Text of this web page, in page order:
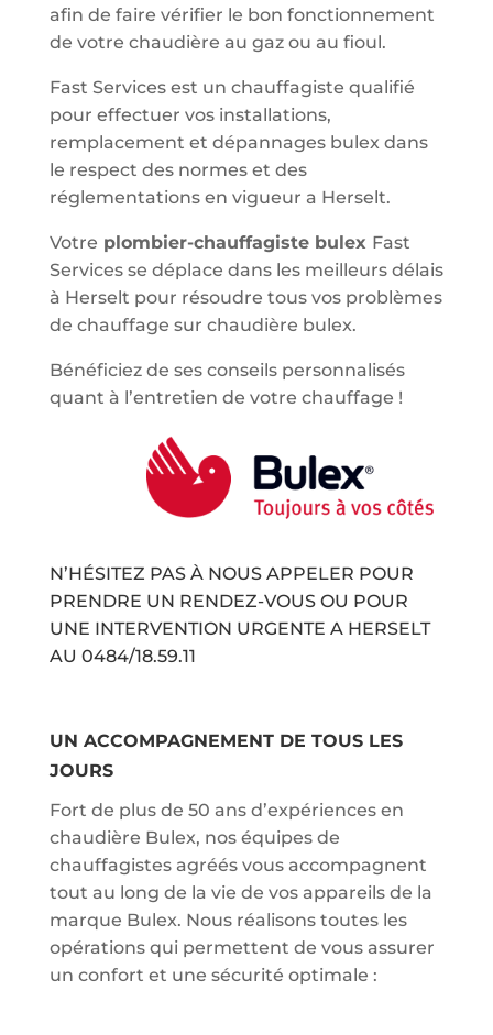
afin de faire vérifier le bon fonctionnement
de votre chaudière au gaz ou au fioul.
Fast Services est un chauffagiste qualifié
pour effectuer vos installations,
remplacement et dépannages bulex dans
le respect des normes et des
réglementations en vigueur a Herselt.
Votre plombier-chauffagiste bulex Fast
Services se déplace dans les meilleurs délais
à Herselt pour résoudre tous vos problèmes
de chauffage sur chaudière bulex.
Bénéficiez de ses conseils personnalisés
quant à l’entretien de votre chauffage !
N’HÉSITEZ PAS À NOUS APPELER POUR
PRENDRE UN RENDEZ-VOUS OU POUR
UNE INTERVENTION URGENTE A HERSELT
AU 0484/18.59.11
UN ACCOMPAGNEMENT DE TOUS LES
JOURS
Fort de plus de 50 ans d’expériences en
chaudière Bulex, nos équipes de
chauffagistes agréés vous accompagnent
tout au long de la vie de vos appareils de la
marque Bulex. Nous réalisons toutes les
opérations qui permettent de vous assurer
un confort et une sécurité optimale :